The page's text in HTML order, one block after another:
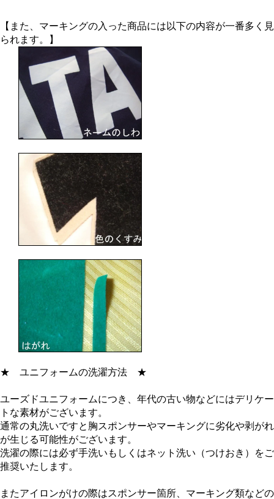
【また、マーキングの入った商品には以下の内容が一番多く見
られます。】
★ ユニフォームの洗濯方法 ★
ユーズドユニフォームにつき、年代の古い物などにはデリケー
トな素材がございます。
通常の丸洗いですと胸スポンサーやマーキングに劣化や剥がれ
が生じる可能性がございます。
洗濯の際には必ず手洗いもしくはネット洗い（つけおき）をご
推奨いたします。
またアイロンがけの際はスポンサー箇所、マーキング類などの